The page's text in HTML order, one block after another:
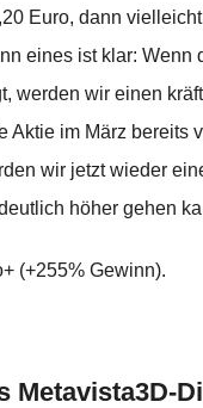
Euro, dann
eines ist klar: Wenn
werden wir einen
Aktie im März bereits
wir jetzt wieder
höher gehen
(+255% Gewinn).
Metavista3D-